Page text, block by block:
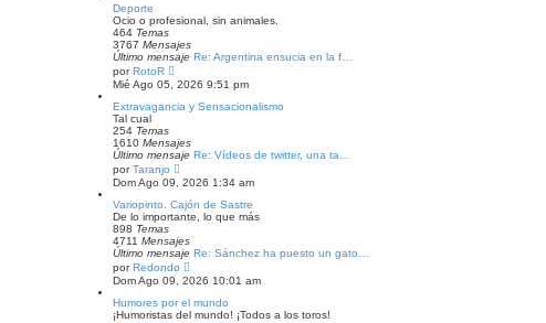
e
a
e
Deporte
Ocio o profesional, sin animales.
464 Temas
3767 Mensajes
Último mensaje Re: Argentina ensucia en la f…
porRotoR
e
ú
i
m
o
m
e
n
s
j
e
Mié Ago 05, 2026 9:51 pm
Extravagancia y Sensacionalismo
Tal cual
254 Temas
1610 Mensajes
Último mensaje Re: Vídeos de twitter, una ta…
porTaranjo
e
ú
l
i
m
o
m
e
n
s
Dom Ago 09, 2026 1:34 am
Variopinto. Cajón de Sastre
De lo importante, lo que más
898 Temas
4711 Mensajes
Último mensaje Re: Sánchez ha puesto un gato…
porRedondo
e
r
ú
l
Dom Ago 09, 2026 10:01 am
Humores por el mundo
¡Humoristas del mundo! ¡Todos a los toros!